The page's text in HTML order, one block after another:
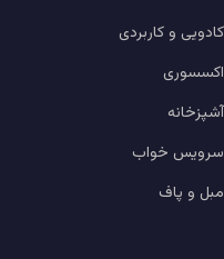
کادویی و کاربردی
اکسسوری
آشپزخانه
سرویس خواب
مبل و پاف